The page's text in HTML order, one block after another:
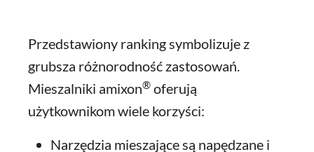
Przedstawiony ranking symbolizuje z
grubsza różnorodność zastosowań.
Mieszalniki amixon® oferują
użytkownikom wiele korzyści:
Narzędzia mieszające są napędzane i